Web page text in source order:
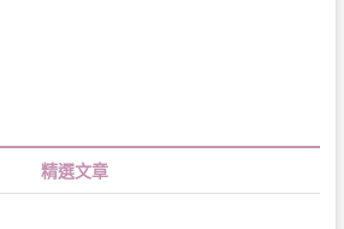
精選文章